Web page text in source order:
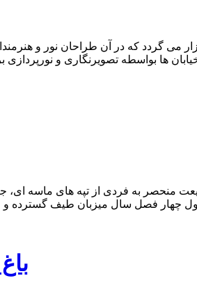
می گردد که در آن طراحان نور و
ها بواسطه تصویرنگاری و نورپردازی